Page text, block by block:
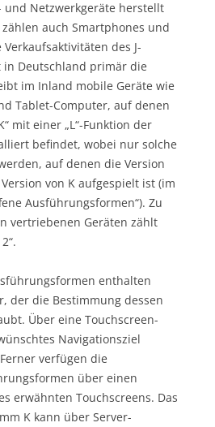
und Netzwerkgeräte herstellt
auch Smartphones und
des J-
Deutschland primär die
im Inland mobile Geräte wie
Tablet-Computer, auf denen
mit einer „L“-Funktion der
befindet, wobei nur solche
auf denen die Version
von K aufgespielt ist (im
Ausführungsformen“). Zu
vertriebenen Geräten zählt
enthalten
der die Bestimmung dessen
Über eine Touchscreen-
Navigationsziel
verfügen die
über einen
erwähnten Touchscreens. Das
K kann über Server-